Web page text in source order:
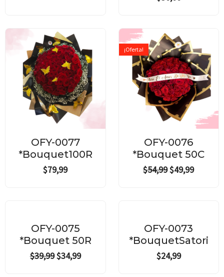
OFY-0077
*Bouquet100R
$79,99
¡Oferta!
OFY-0076
*Bouquet 50C
$54,99
Original
price
was:
$54,99.
$49,99
is:
$49,99.
OFY-0075
*Bouquet 50R
$39,99
was:
$39,99.
$34,99
$34,99.
OFY-0073
*BouquetSatori
$24,99